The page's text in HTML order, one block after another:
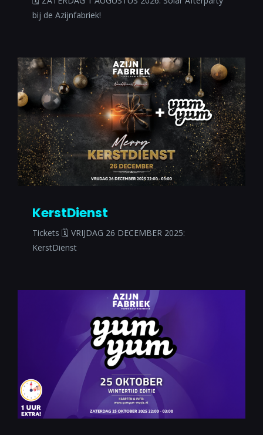
bij de Azijnfabriek!
KerstDienst
Tickets 🗓 VRIJDAG 26 DECEMBER 2025:
KerstDienst